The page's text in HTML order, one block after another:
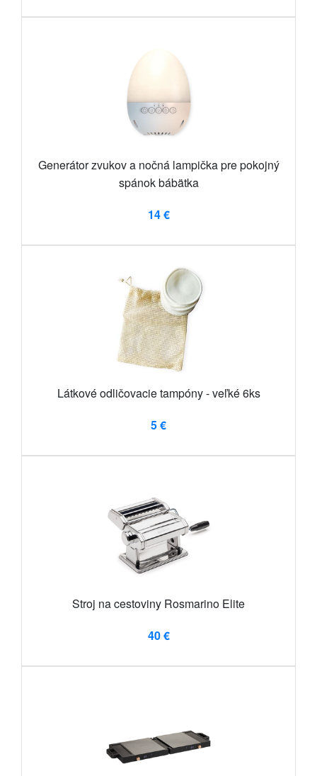
Generátor zvukov a nočná lampička pre pokojný
spánok bábätka
14 €
Látkové odličovacie tampóny - veľké 6ks
5 €
Stroj na cestoviny Rosmarino Elite
40 €